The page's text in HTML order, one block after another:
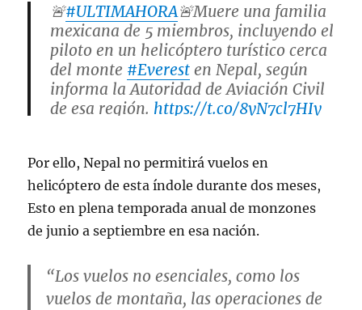
🚨#ULTIMAHORA🚨Muere una familia
mexicana de 5 miembros, incluyendo el
piloto en un helicóptero turístico cerca
del monte #Everest en Nepal, según
informa la Autoridad de Aviación Civil
de esa región. https://t.co/8yN7cl7HIy
July 11, 2023
Por ello, Nepal no permitirá vuelos en
helicóptero de esta índole durante dos meses,
Esto en plena temporada anual de monzones
de junio a septiembre en esa nación.
“Los vuelos no esenciales, como los
vuelos de montaña, las operaciones de